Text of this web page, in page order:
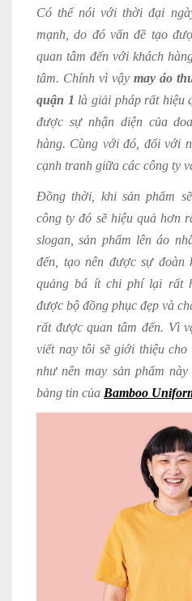
Có thể nói với thời đại
mạnh, do đó vấn đề tạo
quan tâm đến với khách
tâm. Chính vì vậy may áo
quận 1 là giải pháp rất hiệu
được sự nhận diện của
hàng. Cùng với đó, đối với
cạnh tranh giữa các công ty
Đồng thời, khi sản phẩm
công ty đó sẽ hiệu quả hơn
slogan, sản phẩm lên áo
đến, tạo nên được sự
quảng bá ít chi phí lại rất
được bộ đồng phục đẹp và
rất được quan tâm đến. Vì
viết nay tôi sẽ giới thiệu
như nên may sản phẩm
bảng tin của Bamboo